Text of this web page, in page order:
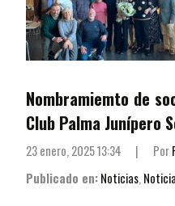
Nombramiemto de
Club Palma Junípero
23 enero, 2025 13:34 | Por
Publicado en:Noticias,